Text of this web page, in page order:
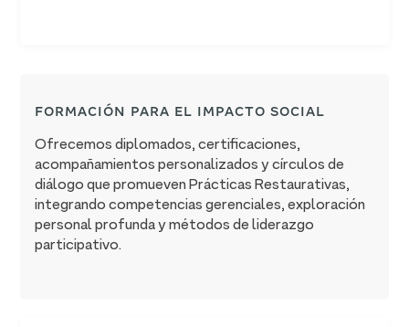
FORMACIÓN PARA EL IMPACTO SOCIAL
Ofrecemos diplomados, certificaciones,
acompañamientos personalizados y círculos de
diálogo que promueven Prácticas Restaurativas,
integrando competencias gerenciales, exploración
personal profunda y métodos de liderazgo
participativo.